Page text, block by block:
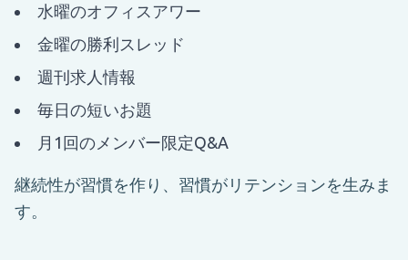
水曜のオフィスアワー
金曜の勝利スレッド
週刊求人情報
毎日の短いお題
月1回のメンバー限定Q&A
継続性が習慣を作り、習慣がリテンションを生みま
す。